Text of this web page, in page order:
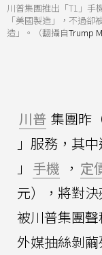
川普集團推出「T1」手
「美國製造」，不過
造」。（翻攝自Trump
川普 集團昨
」服務，其
」 手機 ， 定
元），將對
被川普集團
外媒抽絲剝